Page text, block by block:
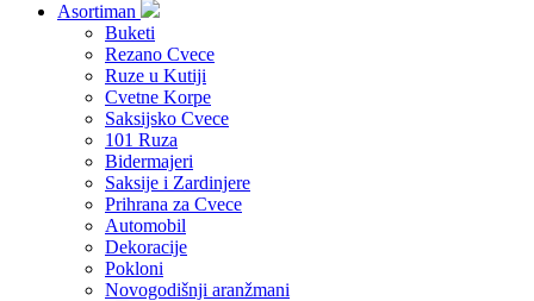
Asortiman
Buketi
Rezano Cvece
Ruze u Kutiji
Cvetne Korpe
Saksijsko Cvece
101 Ruza
Bidermajeri
Saksije i Zardinjere
Prihrana za Cvece
Automobil
Dekoracije
Pokloni
Novogodišnji aranžmani